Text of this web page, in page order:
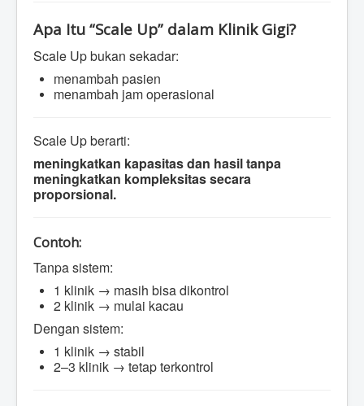
Apa Itu “Scale Up” dalam Klinik Gigi?
Scale Up bukan sekadar:
menambah pasien
menambah jam operasional
Scale Up berarti:
meningkatkan kapasitas dan hasil tanpa
meningkatkan kompleksitas secara
proporsional.
Contoh:
Tanpa sistem:
1 klinik → masih bisa dikontrol
2 klinik → mulai kacau
Dengan sistem:
1 klinik → stabil
2–3 klinik → tetap terkontrol